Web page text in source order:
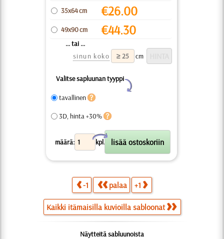
35x64 cm €26.00
49x90 cm €44.30
... tai ...
sinun koko
cm
Valitse sapluunan tyyppi
Y
tavallinen
3D, hinta +30%
määrä: kpl.
X
-1 palaa +1
Kaikki itämaisilla kuvioilla sabloonat
Näytteitä sabluunoista